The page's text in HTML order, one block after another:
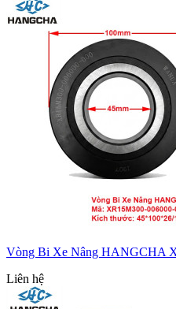
Vòng Bi Xe Nâng HANGCHA
Liên hệ